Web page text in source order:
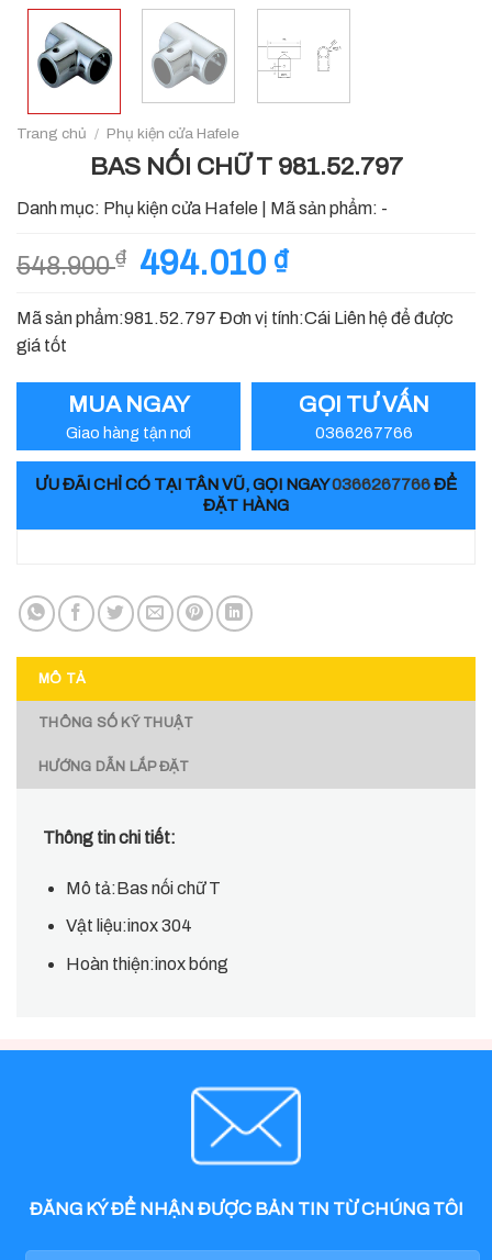
Trang chủ / Phụ kiện cửa Hafele
BAS NỐI CHỮ T 981.52.797
Danh mục: Phụ kiện cửa Hafele Mã sản phẩm: -
548.900₫
Giá
là:
494.010 ₫Giá
tại
Mã sản phẩm:981.52.797 Đơn vị tính:Cái Liên hệ để được
giá tốt
MUA NGAY
Giao hàng tận nơi
GỌI TƯ VẤN
0366267766
ƯU ĐÃI CHỈ CÓ TẠI TÂN VŨ, GỌI NGAY0366267766ĐỂ
ĐẶT HÀNG
MÔ TẢ
THÔNG SỐ KỸ THUẬT
HƯỚNG DẪN LẮP ĐẶT
Thông tin chi tiết:
Mô tả:Bas nối chữ T
Vật liệu:inox 304
Hoàn thiện:inox bóng
ĐĂNG KÝ ĐỂ NHẬN ĐƯỢC BẢN TIN TỪ CHÚNG TÔI